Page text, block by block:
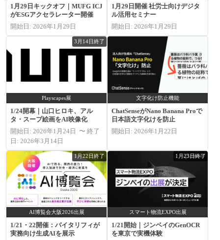
1月29日キックオフ｜MUFG ICJ
がESGアクセラレーター開催
開始日: 2026年1月29日
1月29日開催 社労士向けデジタ
ル活用セミナー
開始日: 2026年1月29日
3月14日終了
Playscapes展
1/24開幕｜山口ヒロキ、アル
タ・スープ絵画をAI映像化
開始日: 2026年1月24日 〜 終了
日: 2026年3月14日
文字化け防止機能
ChatSenseがNano Banana Proで
日本語文字化けを防止
開始日: 2026年1月22日
1月22日終了
AI博覧会大阪2026出展
1/21・22開催：バイタリフィが
実務向け生成AIを展示
1月23日終了
スマート物流EXPO出展
1/21開始｜ジンベイのGenOCR
を東京で実機体験